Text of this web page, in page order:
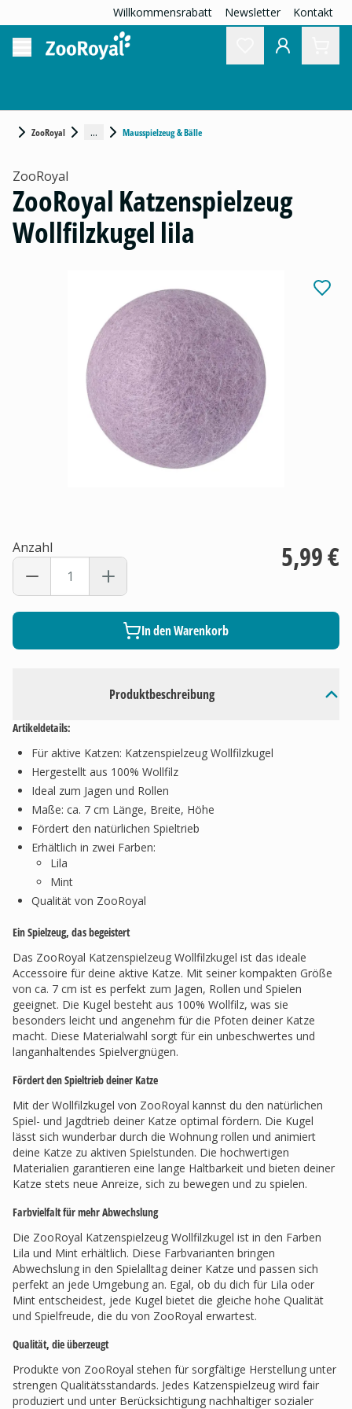
Willkommensrabatt Newsletter Kontakt
ZooRoyal ... Mausspielzeug & Bälle
Produktbeschreibung
Artikeldetails:
Für aktive Katzen: Katzenspielzeug Wollfilzkugel
Hergestellt aus 100% Wollfilz
Ideal zum Jagen und Rollen
Maße: ca. 7 cm Länge, Breite, Höhe
Fördert den natürlichen Spieltrieb
Erhältlich in zwei Farben:
Lila
Mint
Qualität von ZooRoyal
Ein Spielzeug, das begeistert
Das ZooRoyal Katzenspielzeug Wollfilzkugel ist das ideale
Accessoire für deine aktive Katze. Mit seiner kompakten Größe
von ca. 7 cm ist es perfekt zum Jagen, Rollen und Spielen
geeignet. Die Kugel besteht aus 100% Wollfilz, was sie
besonders leicht und angenehm für die Pfoten deiner Katze
macht. Diese Materialwahl sorgt für ein unbeschwertes und
langanhaltendes Spielvergnügen.
Fördert den Spieltrieb deiner Katze
Mit der Wollfilzkugel von ZooRoyal kannst du den natürlichen
Spiel- und Jagdtrieb deiner Katze optimal fördern. Die Kugel
lässt sich wunderbar durch die Wohnung rollen und animiert
deine Katze zu aktiven Spielstunden. Die hochwertigen
Materialien garantieren eine lange Haltbarkeit und bieten deiner
Katze stets neue Anreize, sich zu bewegen und zu spielen.
Farbvielfalt für mehr Abwechslung
Die ZooRoyal Katzenspielzeug Wollfilzkugel ist in den Farben
Lila und Mint erhältlich. Diese Farbvarianten bringen
Abwechslung in den Spielalltag deiner Katze und passen sich
perfekt an jede Umgebung an. Egal, ob du dich für Lila oder
Mint entscheidest, jede Kugel bietet die gleiche hohe Qualität
und Spielfreude, die du von ZooRoyal erwartest.
Qualität, die überzeugt
Produkte von ZooRoyal stehen für sorgfältige Herstellung unter
strengen Qualitätsstandards. Jedes Katzenspielzeug wird fair
produziert und unter Berücksichtigung nachhaltiger sozialer
ZooRoyal
ZooRoyal Katzenspielzeug
Wollfilzkugel lila
Anzahl 5,99 €
In den Warenkorb